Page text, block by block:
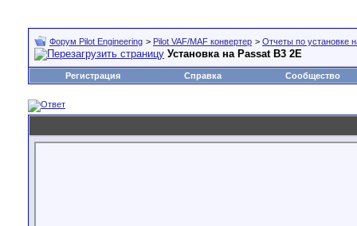
Форум Pilot Engineering > Pilot VAF/MAF конвертер > Отчеты по установке
Установка на Passat B3 2E
Регистрация Справка Сообщество